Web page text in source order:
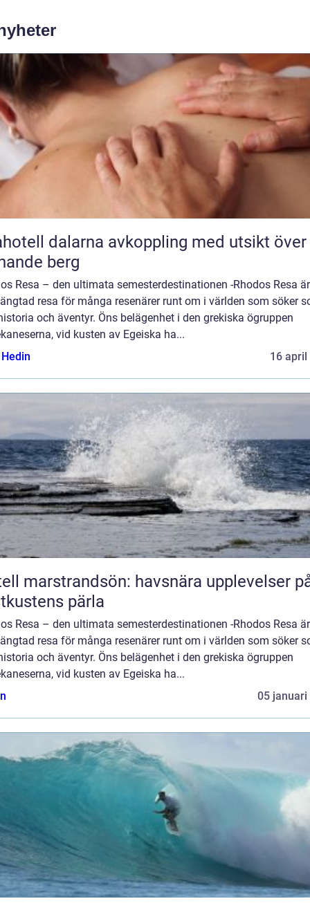
avkoppling med utsikt över
berg
Resa – den ultimata semesterdestinationen -Rhodos Resa
resa för många resenärer runt om i världen som söker
och äventyr. Öns belägenhet i den grekiska ögruppen
vid kusten av Egeiska ha...
16 april
marstrandsön: havsnära upplevelser
pärla
Resa – den ultimata semesterdestinationen -Rhodos Resa
resa för många resenärer runt om i världen som söker
och äventyr. Öns belägenhet i den grekiska ögruppen
vid kusten av Egeiska ha...
05 januari